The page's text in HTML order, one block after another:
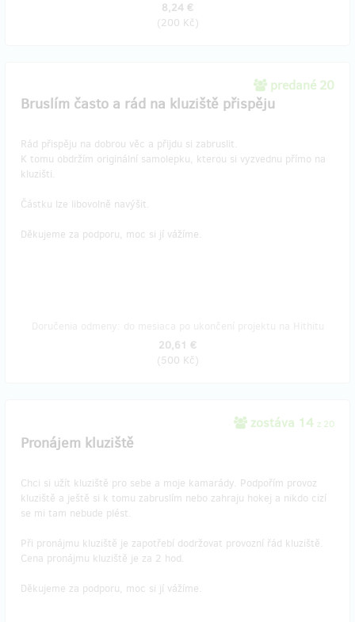
8,24 €
(200 Kč)
predané 20
Bruslím často a rád na kluziště přispěju
Rád přispěju na dobrou věc a přijdu si zabruslit.
K tomu obdržím originální samolepku, kterou si vyzvednu přímo na
kluzišti.
Částku lze libovolně navýšit.
Děkujeme za podporu, moc si jí vážíme.
20,61 €
(500 Kč)
zostáva 14 z 20
Pronájem kluziště
Chci si užít kluziště pro sebe a moje kamarády. Podpořím provoz
kluziště a ještě si k tomu zabruslím nebo zahraju hokej a nikdo cizí
se mi tam nebude plést.
Při pronájmu kluziště je zapotřebí dodržovat provozní řád kluziště.
Cena pronájmu kluziště je za 2 hod.
Děkujeme za podporu, moc si jí vážíme.